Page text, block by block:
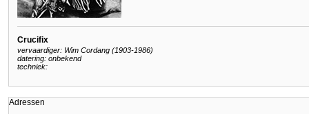
Crucifix
vervaardiger: Wim Cordang (1903-1986)
datering: onbekend
techniek:
Adressen